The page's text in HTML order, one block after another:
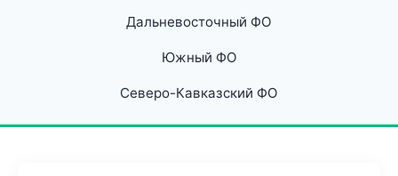
Дальневосточный ФО
Южный ФО
Северо-Кавказский ФО